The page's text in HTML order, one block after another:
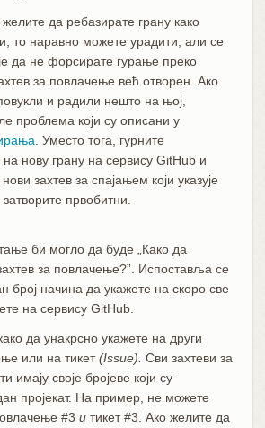
да ребазирате грану како
то наравно можете урадити, али се
да не форсирате гурање преко
за повлачење већ отворен. Ако
и радили нешто на њој,
проблема који су описани у
. Уместо тога, гурните
нову грану на сервису GitHub и
захтев за спајањем који указује
првобитни.
би могло да буде „Како да
за повлачење?”. Испоставља се
број начина да укажете на скоро све
на сервису GitHub.
да унакрсно укажете на други
или на тикет(Issue). Сви захтеви за
имају своје бројеве који су
пројекат. На пример, не можете
#3 итикет #3. Ако желите да